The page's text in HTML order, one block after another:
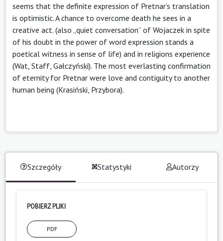
seems that the definite expression of Pretnar’s translation
is optimistic. A chance to overcome death he sees in a
creative act. (also „quiet conversation” of Wojaczek in spite
of his doubt in the power of word expression stands a
poetical witness in sense of life) and in religions experience
(Wat, Staff, Gałczyński). The most everlasting confirmation
of eternity for Pretnar were love and contiguity to another
human being (Krasiński, Przybora).
Szczegóły Statystyki Autorzy
POBIERZ PLIKI
PDF